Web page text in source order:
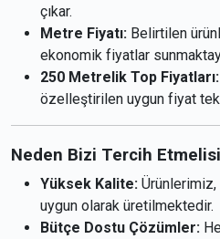
çıkar.
Metre Fiyatı: Belirtilen
ekonomik fiyatlar
250 Metrelik Top Fiyatları:
özelleştirilen uygun fiyat
Neden Bizi Tercih
Yüksek Kalite: Ürünlerimiz,
uygun olarak üretilmektedir.
Bütçe Dostu Çözümler: